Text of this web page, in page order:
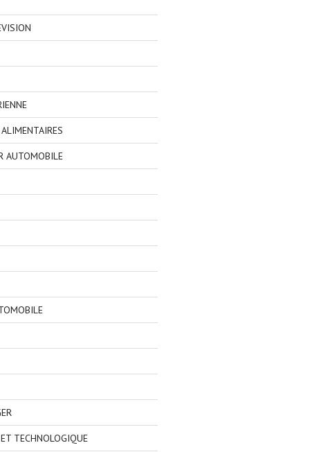
AUTOMOBILE
TECHNOLOGIQUE